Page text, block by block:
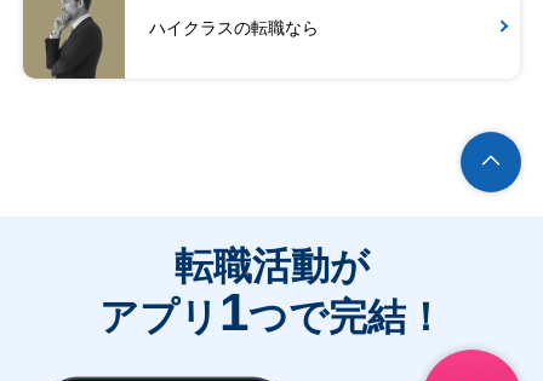
ハイクラスの転職なら
転職活動が
アプリ 1つで完結！